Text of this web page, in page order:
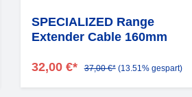
SPECIALIZED Range
Extender Cable 160mm
32,00 €* 37,00 €* (13.51% gespart)